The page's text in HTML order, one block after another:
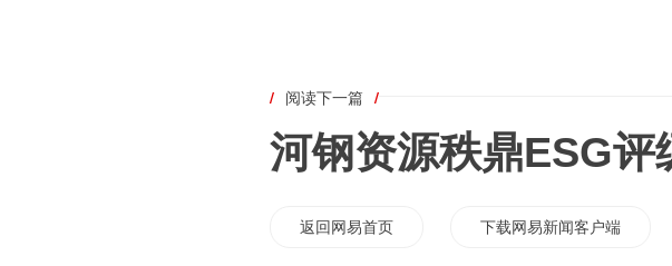
/ 阅读下一篇 /
河钢资源秩鼎ESG评
返回网易首页 下载网易新闻客户端